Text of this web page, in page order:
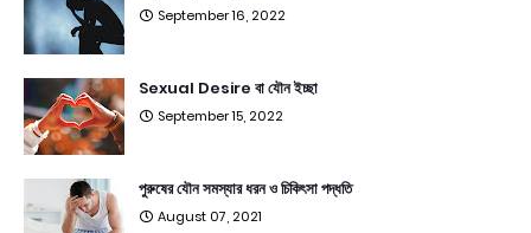
September 16, 2022
Sexual Desire বা যৌন ইচ্ছা
September 15, 2022
পুরুষের যৌন সমস্যার ধরন ও চিকিৎসা পদ্ধতি
August 07, 2021